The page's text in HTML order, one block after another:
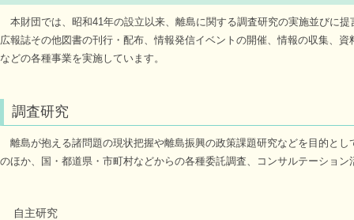
本財団では、昭和41年の設立以来、離島に関する調査研究の実施並びに
広報誌その他図書の刊行・配布、情報発信イベントの開催、情報の収集、
などの各種事業を実施しています。
調査研究
離島が抱える諸問題の現状把握や離島振興の政策課題研究などを目的と
のほか、国・都道県・市町村などからの各種委託調査、コンサルテーショ
自主研究